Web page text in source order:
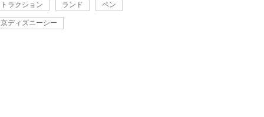
ラクション ランド ペン
ディズニーシー